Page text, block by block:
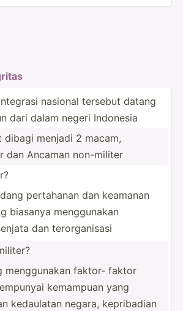
nasional tersebut datang
dari dalam negeri Indonesia
dibagi menjadi 2 macam,
dan Ancaman non-mi­liter
pertahanan dan keamanan
biasanya menggu­nakan
dan terorg­anisasi
menggu­nakan faktor- faktor
kemampuan yang
kedaulatan negara, keprib­adian